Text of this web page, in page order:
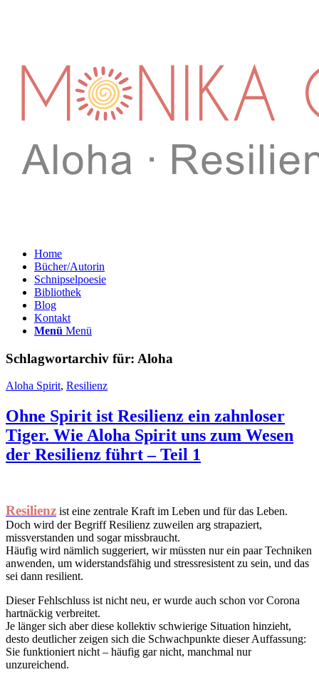
Home
Bücher/Autorin
Schnipselpoesie
Bibliothek
Blog
Kontakt
Menü Menü
Schlagwortarchiv für: Aloha
Aloha Spirit, Resilienz
Ohne Spirit ist Resilienz ein zahnloser
Tiger. Wie Aloha Spirit uns zum Wesen
der Resilienz führt – Teil 1
Resilienz ist eine zentrale Kraft im Leben und für das Leben.
Doch wird der Begriff Resilienz zuweilen arg strapaziert,
missverstanden und sogar missbraucht.
Häufig wird nämlich suggeriert, wir müssten nur ein paar Techniken
anwenden, um widerstandsfähig und stressresistent zu sein, und das
sei dann resilient.
Dieser Fehlschluss ist nicht neu, er wurde auch schon vor Corona
hartnäckig verbreitet.
Je länger sich aber diese kollektiv schwierige Situation hinzieht,
desto deutlicher zeigen sich die Schwachpunkte dieser Auffassung:
Sie funktioniert nicht – häufig gar nicht, manchmal nur
unzureichend.